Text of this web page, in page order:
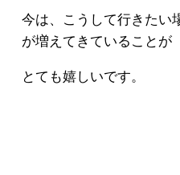
今は、こうして行きたい
が増えてきていることが
とても嬉しいです。